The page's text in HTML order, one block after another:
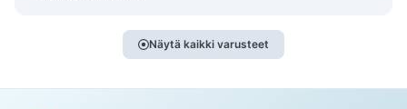
Näytä kaikki varusteet